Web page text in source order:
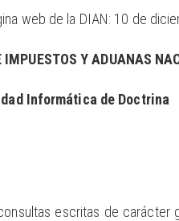
web de la DIAN: 10 de
IMPUESTOS Y ADUANAS
Informática de Doctrina
escritas de carácter